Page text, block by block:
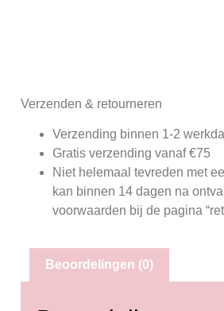
Verzenden & retourneren
Verzending binnen 1-2
Gratis verzending vanaf €75
Niet helemaal tevreden met
kan binnen 14 dagen na
voorwaarden bij de pagina
Beoordelingen (0)